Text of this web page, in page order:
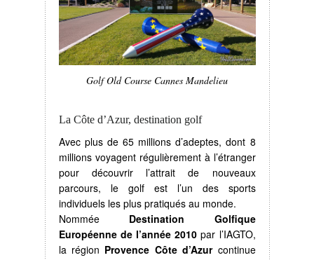
Golf Old Course Cannes Mandelieu
La Côte d’Azur, destination golf
Avec plus de 65 millions d’adeptes, dont 8
millions voyagent régulièrement à l’étranger
pour découvrir l’attrait de nouveaux
parcours, le golf est l’un des sports
individuels les plus pratiqués au monde.
Nommée Destination Golfique
Européenne de l’année 2010 par l’IAGTO,
la région Provence Côte d’Azurcontinue